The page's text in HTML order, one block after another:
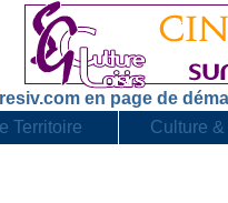
en page de
Territoire Culture